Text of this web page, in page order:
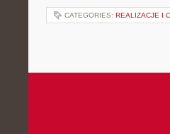
CATEGORIES: REALIZACJE I